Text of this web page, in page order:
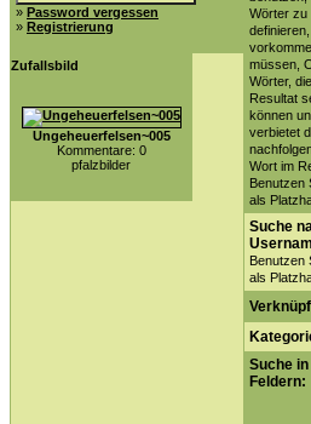
» Password vergessen
» Registrierung
Zufallsbild
Ungeheuerfelsen~005
Kommentare: 0
pfalzbilder
Wörter zu
müssen,
Wörter,
Resultat
können
verbietet
Wort im
Benutzen
als
Suche
Benutzen
als
Suche in
Feldern: